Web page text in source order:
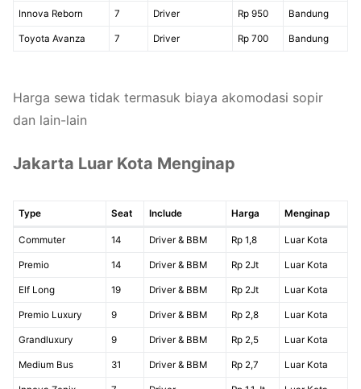
Innova Reborn 7 Driver Rp 950 Bandung
Toyota Avanza 7 Driver Rp 700 Bandung
Harga sewa tidak termasuk biaya akomodasi sopir
dan lain-lain
Jakarta Luar Kota Menginap
Type Seat Include Harga Menginap
Commuter 14 Driver & BBM Rp 1,8 Luar Kota
Premio 14 Driver & BBM Rp 2Jt Luar Kota
Elf Long 19 Driver & BBM Rp 2Jt Luar Kota
Premio Luxury 9 Driver & BBM Rp 2,8 Luar Kota
Grandluxury 9 Driver & BBM Rp 2,5 Luar Kota
Medium Bus 31 Driver & BBM Rp 2,7 Luar Kota